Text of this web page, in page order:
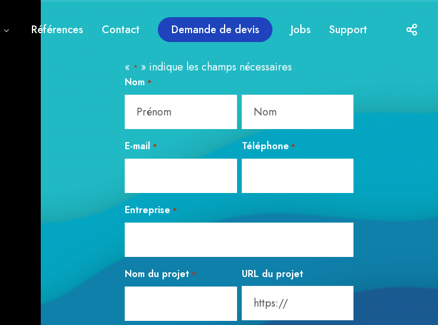
Références Contact Demande de devis Jobs Support
« * » indique les champs nécessaires
Nom *
r
o
m
N
o
E-mail * Téléphone *
Entreprise *
Nom du projet * URL du projet